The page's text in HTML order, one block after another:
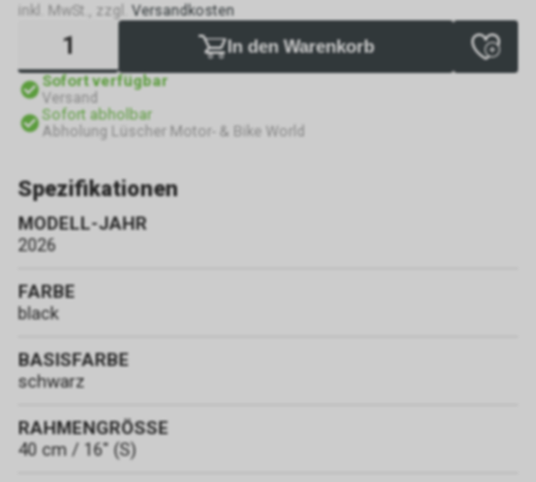
inkl. MwSt., zzgl. Versandkosten
In den Warenkorb
Sofort verfügbar
Versand
Sofort abholbar
Abholung Lüscher Motor- & Bike World
Spezifikationen
MODELL-JAHR
2026
FARBE
black
BASISFARBE
schwarz
RAHMENGRÖSSE
40 cm / 16" (S)